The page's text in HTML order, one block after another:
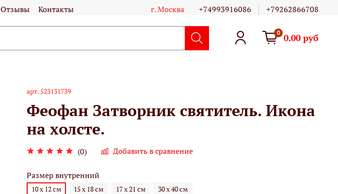
Отзывы Контакты г. Москва +74993916086 +79262866708
0 0.00 руб
арт. 523131739
Феофан Затворник святитель. Икона
на холсте.
(0) Добавить в сравнение
Размер внутренний
10 х 12 см 15 х 18 см 17 х 21 см 30 х 40 см